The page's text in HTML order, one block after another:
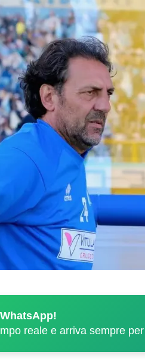
reale e arriva sempre